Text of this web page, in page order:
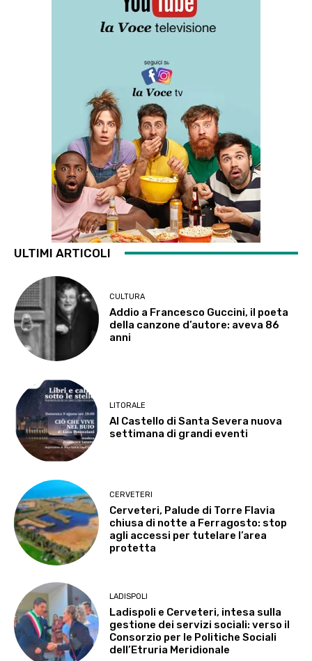
ULTIMI ARTICOLI
CULTURA
Addio a Francesco Guccini, il poeta
della canzone d’autore: aveva 86
anni
LITORALE
Al Castello di Santa Severa nuova
settimana di grandi eventi
CERVETERI
Cerveteri, Palude di Torre Flavia
chiusa di notte a Ferragosto: stop
agli accessi per tutelare l’area
protetta
LADISPOLI
Ladispoli e Cerveteri, intesa sulla
gestione dei servizi sociali: verso il
Consorzio per le Politiche Sociali
dell’Etruria Meridionale